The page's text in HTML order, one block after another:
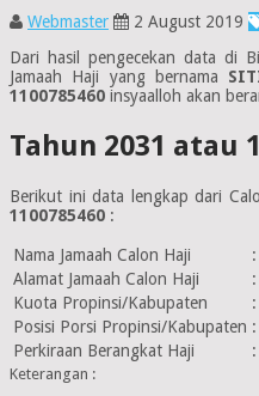
Webmaster 2 August 2019
Dari hasil pengecekan data di
Jamaah Haji yang bernama
1100785460 insyaalloh akan
Tahun 2031 atau
Berikut ini data lengkap dari
1100785460 :
Nama Jamaah Calon Haji :
Alamat Jamaah Calon Haji
:
Kuota Propinsi/Kabupaten
:
Posisi Porsi Propinsi/Kabupaten :
Perkiraan Berangkat Haji
:
Keterangan :